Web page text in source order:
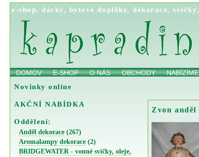
e-shop,dárky, bytové doplňky,dekorace,svíčky,
DOMOV E-SHOP O NÁS OBCHODY NABÍZÍME
Novinky online
AKČNÍ NABÍDKA
Oddělení:
Anděl dekorace (267)
Aromalampy dekorace (2)
BRIDGEWATER - vonné svíčky, oleje,
Zvon anděl